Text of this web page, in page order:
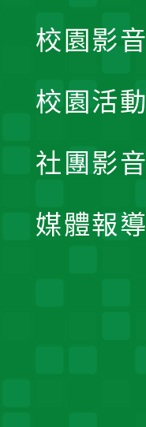
校園影音
校園活動
社團影音
媒體報導